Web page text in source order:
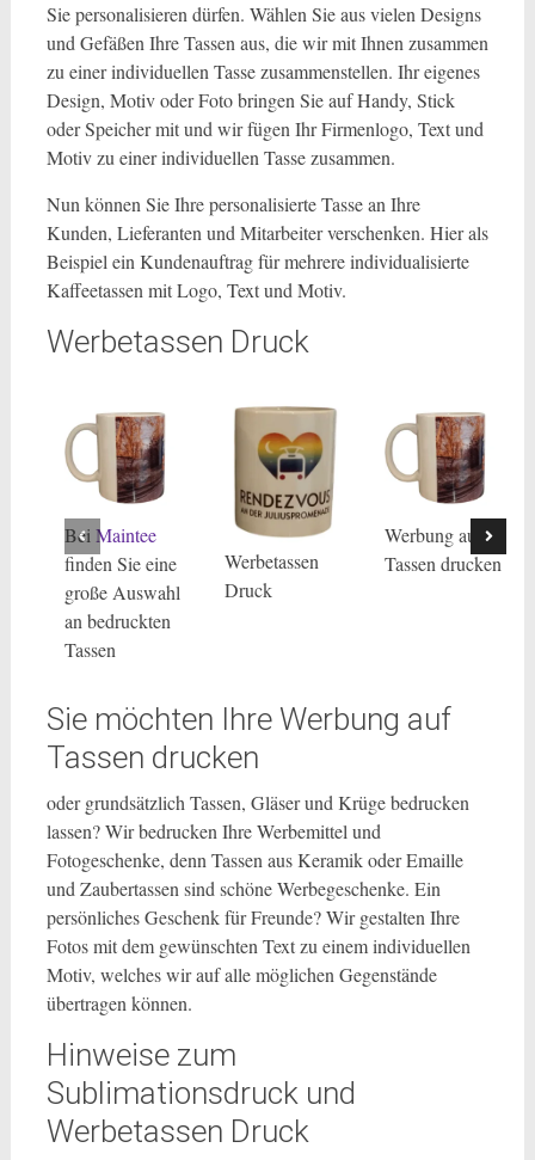
Sie personalisieren dürfen. Wählen Sie aus vielen Designs
und Gefäßen Ihre Tassen aus, die wir mit Ihnen zusammen
zu einer individuellen Tasse zusammenstellen. Ihr eigenes
Design, Motiv oder Foto bringen Sie auf Handy, Stick
oder Speicher mit und wir fügen Ihr Firmenlogo, Text und
Motiv zu einer individuellen Tasse zusammen.
Nun können Sie Ihre personalisierte Tasse an Ihre
Kunden, Lieferanten und Mitarbeiter verschenken. Hier als
Beispiel ein Kundenauftrag für mehrere individualisierte
Kaffeetassen mit Logo, Text und Motiv.
Werbetassen Druck
Bei Maintee
finden Sie eine
große Auswahl
an bedruckten
Tassen
Werbetassen
Druck
Werbung auf
Tassen drucken
Sie möchten Ihre Werbung auf
Tassen drucken
oder grundsätzlich Tassen, Gläser und Krüge bedrucken
lassen? Wir bedrucken Ihre Werbemittel und
Fotogeschenke, denn Tassen aus Keramik oder Emaille
und Zaubertassen sind schöne Werbegeschenke. Ein
persönliches Geschenk für Freunde? Wir gestalten Ihre
Fotos mit dem gewünschten Text zu einem individuellen
Motiv, welches wir auf alle möglichen Gegenstände
übertragen können.
Hinweise zum
Sublimationsdruck und
Werbetassen Druck